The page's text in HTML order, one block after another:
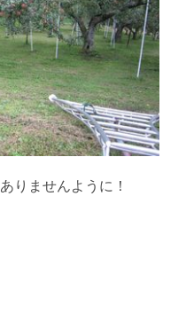
りませんように！